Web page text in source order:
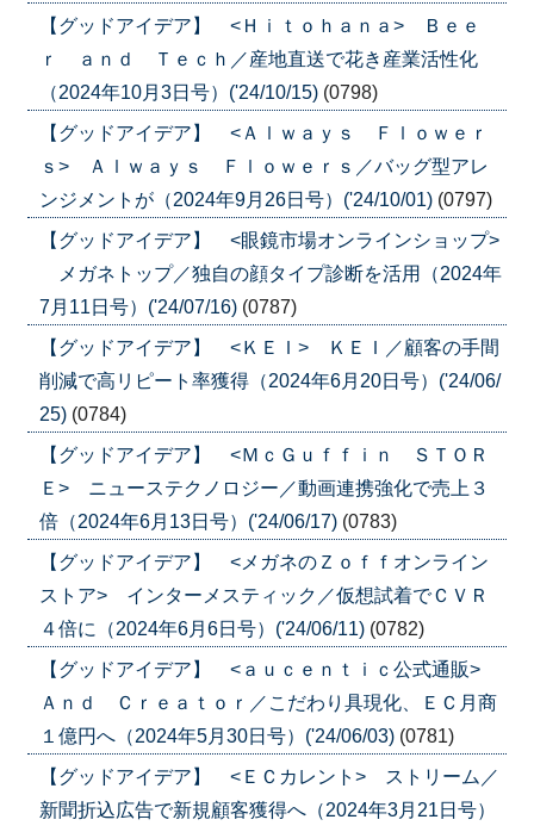
【グッドアイデア】 <Ｈｉｔｏｈａｎａ> Ｂｅｅ
ｒ ａｎｄ Ｔｅｃｈ／産地直送で花き産業活性化
（2024年10月3日号）('24/10/15) (0798)
【グッドアイデア】 <Ａｌｗａｙｓ Ｆｌｏｗｅｒ
ｓ> Ａｌｗａｙｓ Ｆｌｏｗｅｒｓ／バッグ型アレ
ンジメントが（2024年9月26日号）('24/10/01) (0797)
【グッドアイデア】 <眼鏡市場オンラインショップ>
メガネトップ／独自の顔タイプ診断を活用（2024年
7月11日号）('24/07/16) (0787)
【グッドアイデア】 <ＫＥＩ> ＫＥＩ／顧客の手間
削減で高リピート率獲得（2024年6月20日号）('24/06/
25) (0784)
【グッドアイデア】 <ＭｃＧｕｆｆｉｎ ＳＴＯＲ
Ｅ> ニューステクノロジー／動画連携強化で売上３
倍（2024年6月13日号）('24/06/17) (0783)
【グッドアイデア】 <メガネのＺｏｆｆオンライン
ストア> インターメスティック／仮想試着でＣＶＲ
４倍に（2024年6月6日号）('24/06/11) (0782)
【グッドアイデア】 <ａｕｃｅｎｔｉｃ公式通販>
Ａｎｄ Ｃｒｅａｔｏｒ／こだわり具現化、ＥＣ月商
１億円へ（2024年5月30日号）('24/06/03) (0781)
【グッドアイデア】 <ＥＣカレント> ストリーム／
新聞折込広告で新規顧客獲得へ（2024年3月21日号）